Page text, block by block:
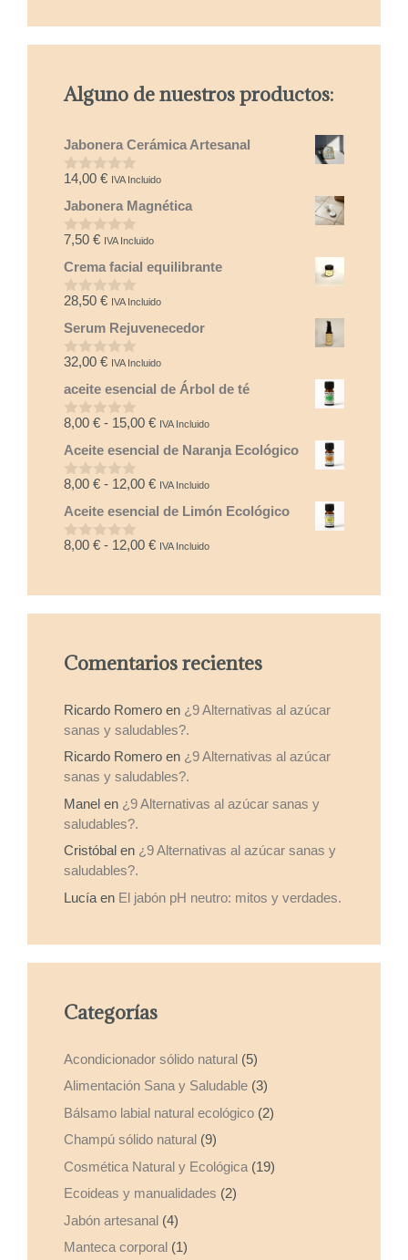
Alguno de nuestros productos:
Jabonera Cerámica Artesanal
0
e
5
14,00 € IVA Incluido
Jabonera Magnética
0
e
5
7,50 € IVA Incluido
Crema facial equilibrante
0
e
5
28,50 € IVA Incluido
Serum Rejuvenecedor
0
e
5
32,00 € IVA Incluido
aceite esencial de Árbol de té
0
e
5
8,00 € - 15,00 €Rango
de
desde
15,00 €
IVA Incluido
Aceite esencial de Naranja Ecológico
0
e
5
8,00 € - 12,00 €Rango
de
desde
IVA Incluido
Aceite esencial de Limón Ecológico
0
8,00 € - 12,00 €Rango
12,00 €
IVA Incluido
Comentarios recientes
Ricardo Romero en ¿9 Alternativas al azúcar
sanas y saludables?.
Ricardo Romero en ¿9 Alternativas al azúcar
sanas y saludables?.
Manel en ¿9 Alternativas al azúcar sanas y
saludables?.
Cristóbal en ¿9 Alternativas al azúcar sanas y
saludables?.
Lucía en El jabón pH neutro: mitos y verdades.
Categorías
Acondicionador sólido natural (5)
Alimentación Sana y Saludable (3)
Bálsamo labial natural ecológico (2)
Champú sólido natural (9)
Cosmética Natural y Ecológica (19)
Ecoideas y manualidades (2)
Jabón artesanal (4)
Manteca corporal (1)